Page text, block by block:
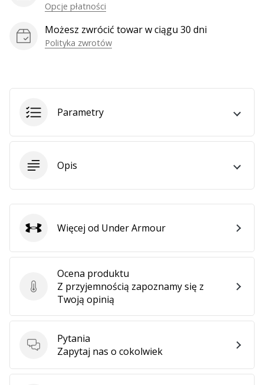
Opcje płatności
Możesz zwrócić towar w ciągu 30 dni
Polityka zwrotów
Parametry
Opis
Ocena produktu
Ocena produktu
Z przyjemnością zapoznamy się z
Twoją opinią
Pytania
Pytania
Zapytaj nas o cokolwiek
Under Armour
Więcej od Under Armour